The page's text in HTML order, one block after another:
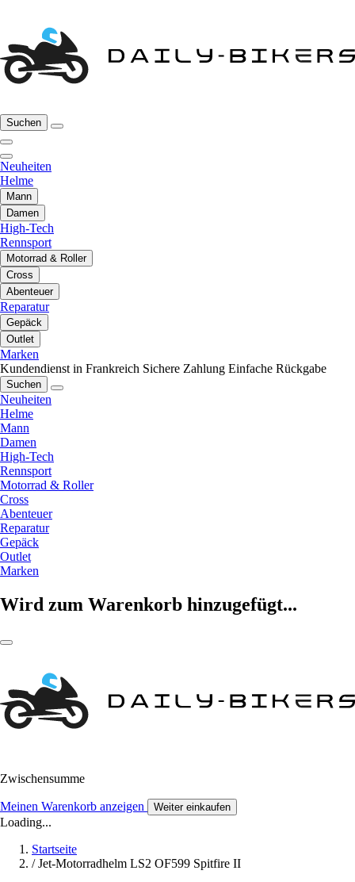
Suchen
Neuheiten
Helme
Mann
Damen
High-Tech
Rennsport
Motorrad & Roller
Cross
Abenteuer
Reparatur
Gepäck
Outlet
Marken
Kundendienst in Frankreich Sichere Zahlung Einfache Rückgabe
Suchen
Neuheiten
Helme
Mann
Damen
High-Tech
Rennsport
Motorrad & Roller
Cross
Abenteuer
Reparatur
Gepäck
Outlet
Marken
Wird zum Warenkorb hinzugefügt...
Zwischensumme
Meinen Warenkorb anzeigen Weiter einkaufen
Loading...
Startseite
/ Jet-Motorradhelm LS2 OF599 Spitfire II